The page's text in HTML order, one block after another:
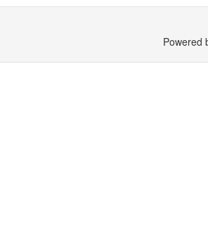
Powered